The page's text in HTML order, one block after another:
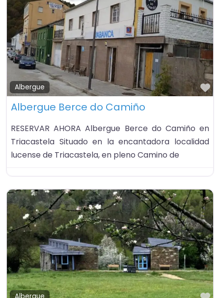
Albergue
Albergue Berce do Camiño
RESERVAR AHORA Albergue Berce do Camiño en
Triacastela Situado en la encantadora localidad
lucense de Triacastela, en pleno Camino de